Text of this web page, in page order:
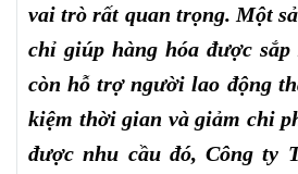
vai trò rất quan trọng. Một
chỉ giúp hàng hóa được sắp
còn hỗ trợ người lao động
kiệm thời gian và giảm chi
được nhu cầu đó, Công ty